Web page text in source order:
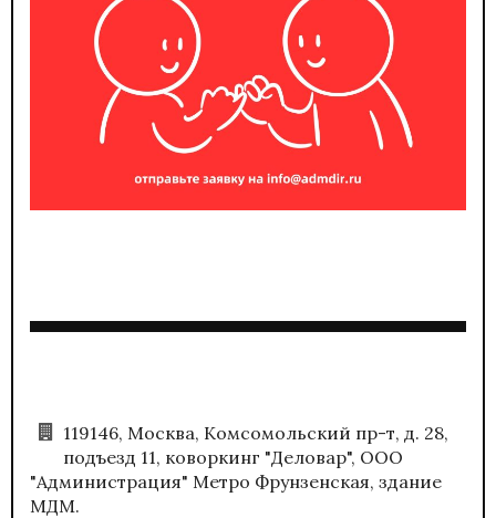
119146, Москва, Комсомольский пр-т, д. 28,
подъезд 11, коворкинг "Деловар", ООО
"Администрация" Метро Фрунзенская, здание
МДМ.